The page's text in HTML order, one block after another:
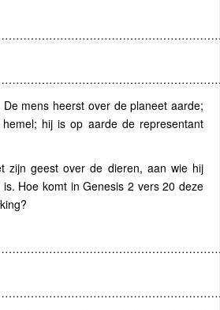
mens heerst over de planeet aarde;
hij is op aarde de representant
zijn geest over de dieren, aan wie hij
Hoe komt in Genesis 2 vers 20 deze